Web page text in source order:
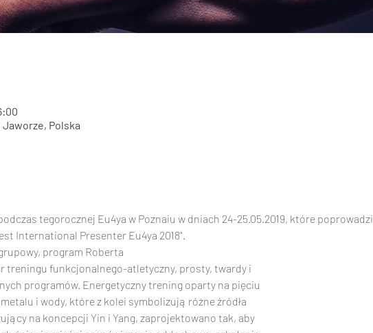
Polska
tegorocznej Eu4ya w Poznaiu w dniach 24-25.05.2019, które poprowadzi
International Presenter Eu4ya 2018".
program Roberta
i wody, które z kolei symbolizują różne źródła